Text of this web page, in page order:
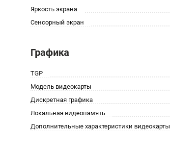
Яркость экрана
Сенсорный экран
Графика
TGP
Модель видеокарты
Дискретная графика
Локальная видеопамять
Дополнительные характеристики видеокарты